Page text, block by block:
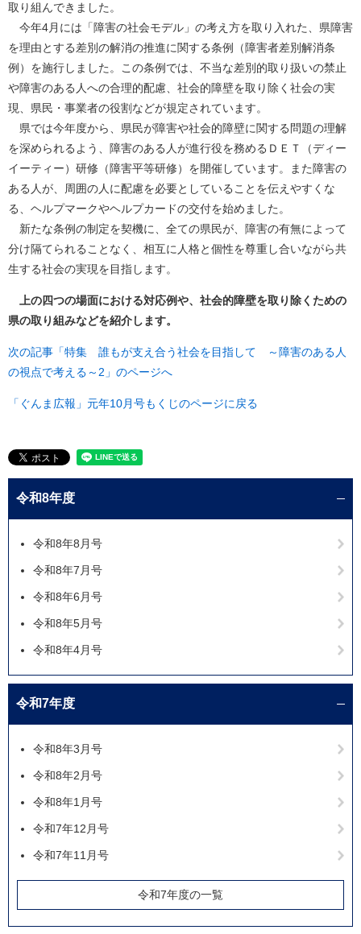
取り組んできました。
今年4月には「障害の社会モデル」の考え方を取り入れた、県障害
を理由とする差別の解消の推進に関する条例（障害者差別解消条
例）を施行しました。この条例では、不当な差別的取り扱いの禁止
や障害のある人への合理的配慮、社会的障壁を取り除く社会の実
現、県民・事業者の役割などが規定されています。
県では今年度から、県民が障害や社会的障壁に関する問題の理解
を深められるよう、障害のある人が進行役を務めるＤＥＴ（ディー
イーティー）研修（障害平等研修）を開催しています。また障害の
ある人が、周囲の人に配慮を必要としていることを伝えやすくな
る、ヘルプマークやヘルプカードの交付を始めました。
新たな条例の制定を契機に、全ての県民が、障害の有無によって
分け隔てられることなく、相互に人格と個性を尊重し合いながら共
生する社会の実現を目指します。
上の四つの場面における対応例や、社会的障壁を取り除くための
県の取り組みなどを紹介します。
次の記事「特集 誰もが支え合う社会を目指して ～障害のある人
の視点で考える～2」のページへ
「ぐんま広報」元年10月号もくじのページに戻る
令和8年度
令和8年8月号
令和8年7月号
令和8年6月号
令和8年5月号
令和8年4月号
令和7年度
令和8年3月号
令和8年2月号
令和8年1月号
令和7年12月号
令和7年11月号
令和7年度の一覧